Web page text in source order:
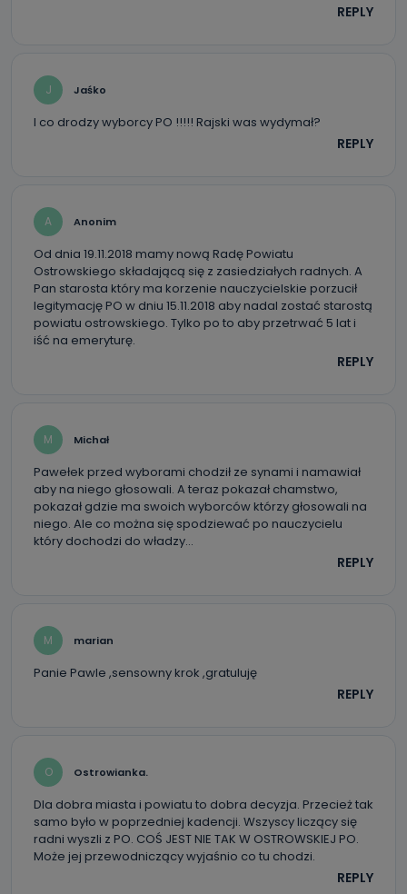
REPLY
J Jaśko
I co drodzy wyborcy PO !!!!! Rajski was wydymał?
REPLY
A Anonim
Od dnia 19.11.2018 mamy nową Radę Powiatu
Ostrowskiego składającą się z zasiedziałych radnych. A
Pan starosta który ma korzenie nauczycielskie porzucił
legitymację PO w dniu 15.11.2018 aby nadal zostać starostą
powiatu ostrowskiego. Tylko po to aby przetrwać 5 lat i
iść na emeryturę.
REPLY
M Michał
Pawełek przed wyborami chodził ze synami i namawiał
aby na niego głosowali. A teraz pokazał chamstwo,
pokazał gdzie ma swoich wyborców którzy głosowali na
niego. Ale co można się spodziewać po nauczycielu
który dochodzi do władzy…
REPLY
M marian
Panie Pawle ,sensowny krok ,gratuluję
REPLY
O Ostrowianka.
Dla dobra miasta i powiatu to dobra decyzja. Przecież tak
samo było w poprzedniej kadencji. Wszyscy liczący się
radni wyszli z PO. COŚ JEST NIE TAK W OSTROWSKIEJ PO.
Może jej przewodniczący wyjaśnio co tu chodzi.
REPLY